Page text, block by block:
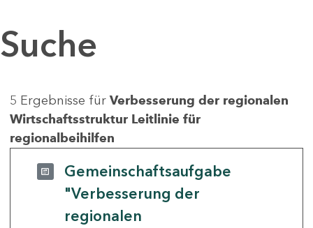
Suche
5 Ergebnisse für Verbesserung der regionalen
Wirtschaftsstruktur Leitlinie für
regionalbeihilfen
Gemeinschaftsaufgabe
"Verbesserung der
regionalen